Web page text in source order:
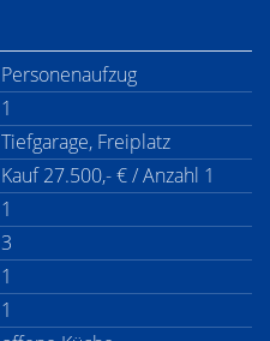
Personenaufzug
1
Tiefgarage, Freiplatz
Kauf 27.500,- € / Anzahl 1
1
3
1
1